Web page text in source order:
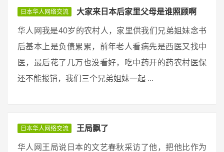
日本华人网络交流 大家来日本后家里父母是谁照顾啊
华人网我是40岁的农村人，家里供我们兄弟姐妹念书
后基本上是负债累累，前年老人看病先是西医又找中
医，最后花了几万也没看好，吃中药开的药农村医保
还不能报销，我们三个兄弟姐妹一起 ...
日本华人网络交流 王局飘了
华人网王局说日本的文艺春秋采访了他，把他比作为